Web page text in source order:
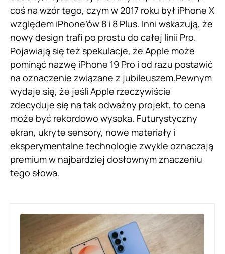
coś na wzór tego, czym w 2017 roku był iPhone X
względem iPhone’ów 8 i 8 Plus. Inni wskazują, że
nowy design trafi po prostu do całej linii Pro.
Pojawiają się też spekulacje, że Apple może
pominąć nazwę iPhone 19 Pro i od razu postawić
na oznaczenie związane z jubileuszem.Pewnym
wydaje się, że jeśli Apple rzeczywiście
zdecyduje się na tak odważny projekt, to cena
może być rekordowo wysoka. Futurystyczny
ekran, ukryte sensory, nowe materiały i
eksperymentalne technologie zwykle oznaczają
premium w najbardziej dosłownym znaczeniu
tego słowa.